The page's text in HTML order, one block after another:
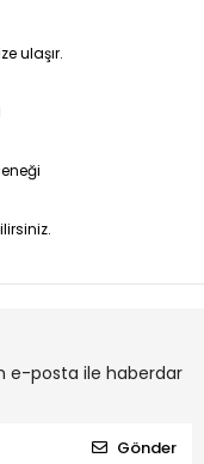
ulaşır.
e-posta ile haberdar
Gönder